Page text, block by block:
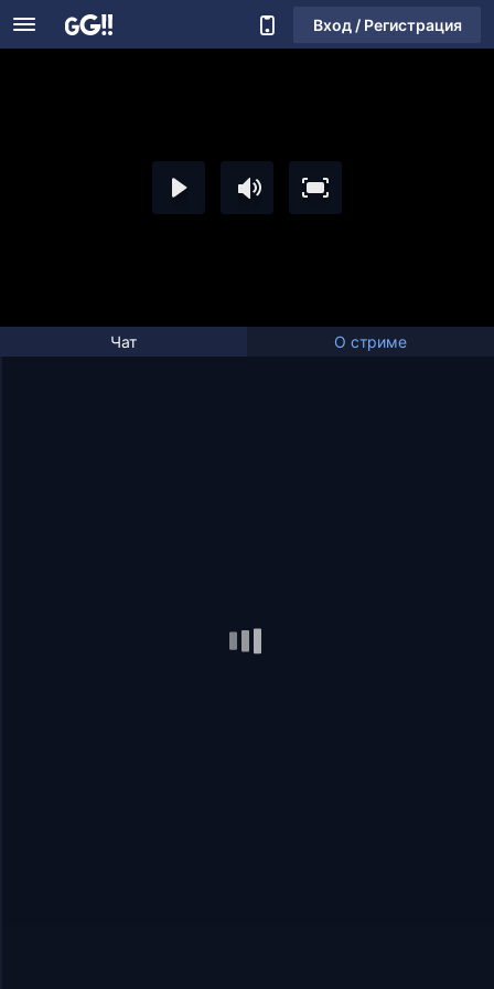
Вход / Регистрация
Чат О стриме